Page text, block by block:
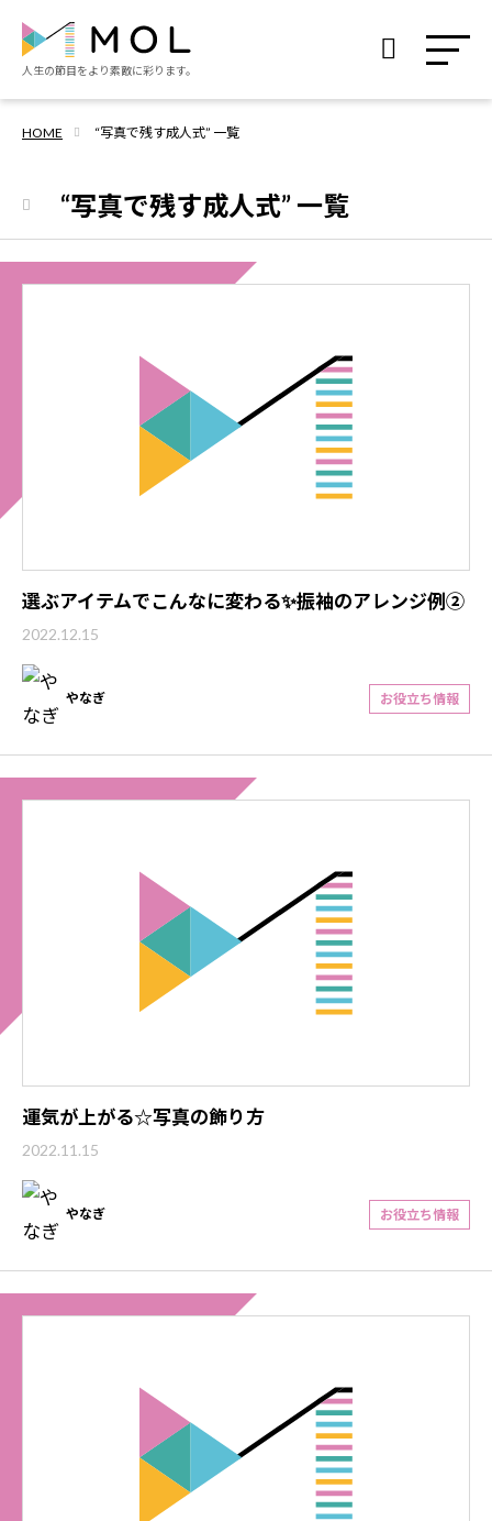
人生の節目をより素敵に彩ります。
HOME “写真で残す成人式” 一覧
“写真で残す成人式” 一覧
選ぶアイテムでこんなに変わる✨振袖のアレンジ例②
2022.12.15
やなぎ お役立ち情報
運気が上がる☆写真の飾り方
2022.11.15
やなぎ お役立ち情報